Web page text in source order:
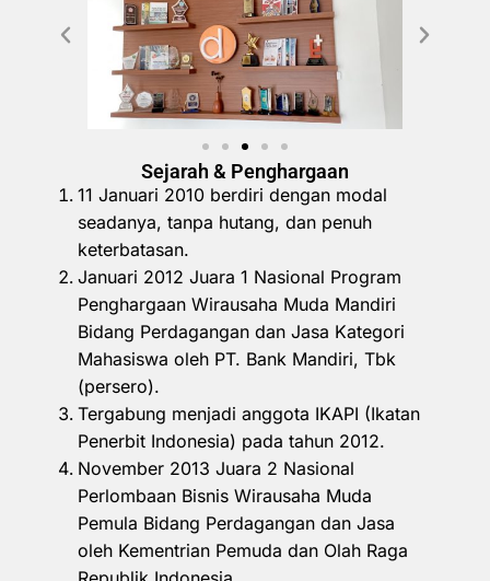
Sejarah & Penghargaan
11 Januari 2010 berdiri dengan modal
seadanya, tanpa hutang, dan penuh
keterbatasan.
Januari 2012 Juara 1 Nasional Program
Penghargaan Wirausaha Muda Mandiri
Bidang Perdagangan dan Jasa Kategori
Mahasiswa oleh PT. Bank Mandiri, Tbk
(persero).
Tergabung menjadi anggota IKAPI (Ikatan
Penerbit Indonesia) pada tahun 2012.
November 2013 Juara 2 Nasional
Perlombaan Bisnis Wirausaha Muda
Pemula Bidang Perdagangan dan Jasa
oleh Kementrian Pemuda dan Olah Raga